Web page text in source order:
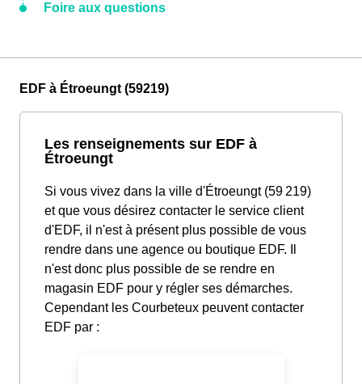
Foire aux questions
EDF à Étroeungt (59219)
Les renseignements sur EDF à
Étroeungt
Si vous vivez dans la ville d'Étroeungt (59 219)
et que vous désirez contacter le service client
d'EDF, il n'est à présent plus possible de vous
rendre dans une agence ou boutique EDF. Il
n'est donc plus possible de se rendre en
magasin EDF pour y régler ses démarches.
Cependant les Courbeteux peuvent contacter
EDF par :